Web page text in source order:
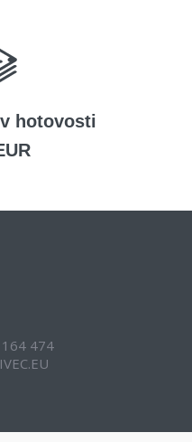
hotovosti
474